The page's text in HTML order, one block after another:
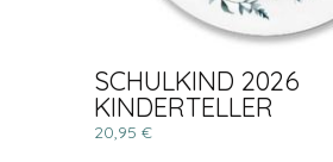
SCHULKIND 2026
KINDERTELLER
20,95 €